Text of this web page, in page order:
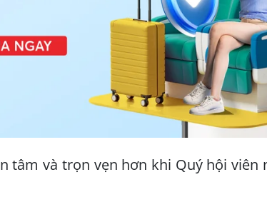
tâm và trọn vẹn hơn khi Quý hội